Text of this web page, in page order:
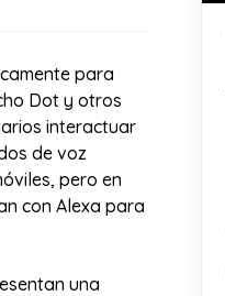
para
Dot y otros
interactuar
de voz
pero en
con Alexa para
una